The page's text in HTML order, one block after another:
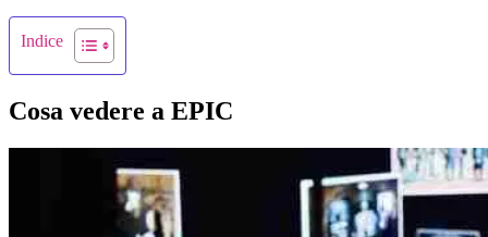
Indice
Cosa vedere a EPIC